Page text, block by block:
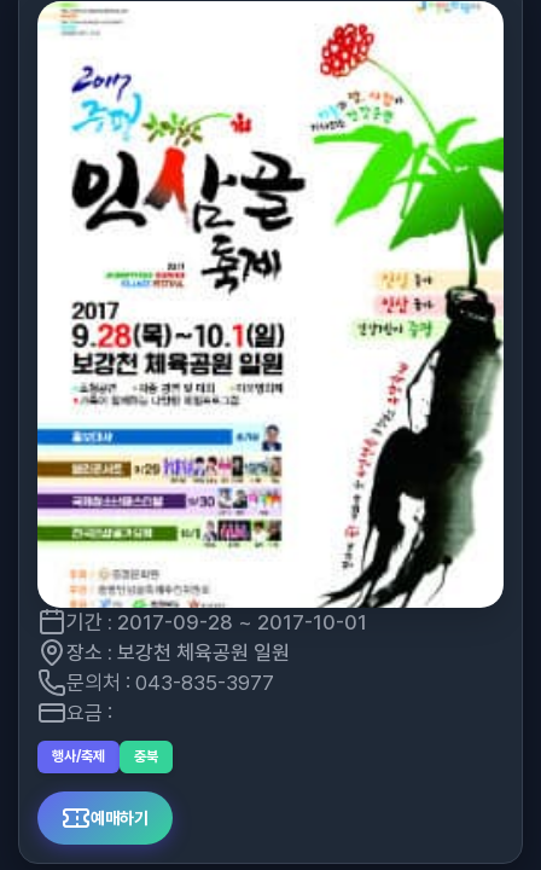
기간 : 2017-09-28 ~ 2017-10-01
장소 : 보강천 체육공원 일원
문의처 : 043-835-3977
요금 :
행사/축제 충북
예매하기